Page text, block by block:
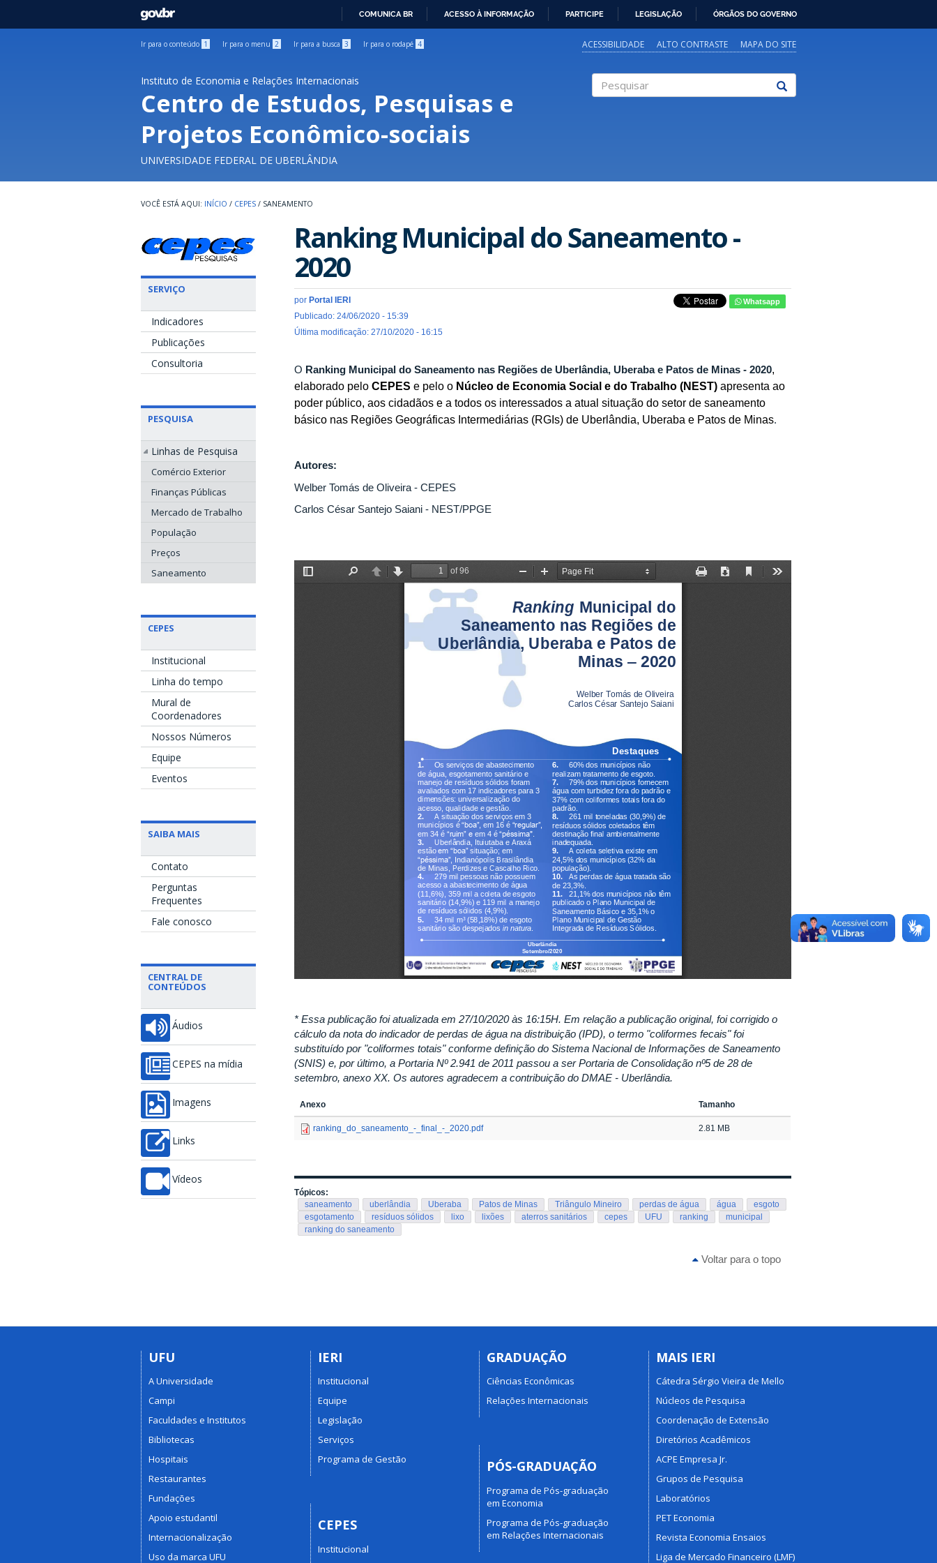
GOVBR
COMUNICA BR ACESSO À INFORMAÇÃO PARTICIPE LEGISLAÇÃO ÓRGÃOS DO GOVERNO
Ir para o conteúdo 1 Ir para o menu 2 Ir para a busca 3 Ir para o rodapé 4 ACESSIBILIDADE ALTO CONTRASTE MAPA DO SITE
Instituto de Economia e Relações Internacionais
Centro de Estudos, Pesquisas e
Projetos Econômico-sociais
UNIVERSIDADE FEDERAL DE UBERLÂNDIA
INÍCIO / CEPES / SANEAMENTO
SERVIÇO
Indicadores
Publicações
Consultoria
PESQUISA
Linhas de Pesquisa
Comércio Exterior
Finanças Públicas
Mercado de Trabalho
População
Preços
Saneamento
CEPES
Institucional
Linha do tempo
Mural de
Coordenadores
Nossos Números
Equipe
Eventos
SAIBA MAIS
Contato
Perguntas
Frequentes
Fale conosco
CENTRAL DE
CONTEÚDOS
Áudios
CEPES na mídia
Imagens
Links
Vídeos
Ranking Municipal do Saneamento -
2020
por Portal IERI
Publicado: 24/06/2020 - 15:39
Última modificação: 27/10/2020 - 16:15
Whatsapp
O Ranking Municipal do Saneamento nas Regiões de Uberlândia, Uberaba e Patos de Minas - 2020,
elaborado pelo CEPES e pelo o Núcleo de Economia Social e do Trabalho (NEST) apresenta ao
poder público, aos cidadãos e a todos os interessados a atual situação do setor de saneamento
básico nas Regiões Geográficas Intermediárias (RGIs) de Uberlândia, Uberaba e Patos de Minas.
Autores:
Welber Tomás de Oliveira - CEPES
Carlos César Santejo Saiani - NEST/PPGE
* Essa publicação foi atualizada em 27/10/2020 às 16:15H. Em relação a publicação original, foi corrigido o
cálculo da nota do indicador de perdas de água na distribuição (IPD), o termo "coliformes fecais" foi
substituído por "coliformes totais" conforme definição do Sistema Nacional de Informações de Saneamento
(SNIS) e, por último, a Portaria Nº 2.941 de 2011 passou a ser Portaria de Consolidação nº5 de 28 de
setembro, anexo XX. Os autores agradecem a contribuição do DMAE - Uberlândia.
Anexo Tamanho
ranking_do_saneamento_-_final_-_2020.pdf 2.81 MB
Tópicos:
saneamento
uberlândia Uberaba Patos de Minas Triângulo Mineiro perdas de água água
esgoto
esgotamento
resíduos sólidos lixo lixões aterros sanitários cepes UFU ranking
municipal
ranking do saneamento
Voltar para o topo
UFU
A Universidade
Campi
Faculdades e Institutos
Bibliotecas
Hospitais
Restaurantes
Fundações
Apoio estudantil
Internacionalização
Uso da marca UFU
IERI
Institucional
Equipe
Legislação
Serviços
Programa de Gestão
CEPES
Institucional
GRADUAÇÃO
Ciências Econômicas
Relações Internacionais
PÓS-GRADUAÇÃO
Programa de Pós-graduação
em Economia
Programa de Pós-graduação
em Relações Internacionais
MAIS IERI
Cátedra Sérgio Vieira de Mello
Núcleos de Pesquisa
Coordenação de Extensão
Diretórios Acadêmicos
ACPE Empresa Jr.
Grupos de Pesquisa
Laboratórios
PET Economia
Revista Economia Ensaios
Liga de Mercado Financeiro (LMF)